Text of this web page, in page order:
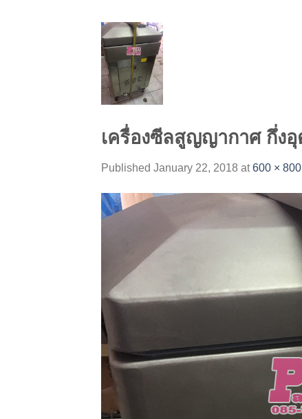
เครื่องซีลสูญญากาศ กึ่ง
Published January 22, 2018 at600 × 800